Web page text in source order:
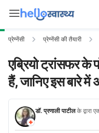
प्रेग्नेंसी प्रेग्नेंसी की तैयारी
एब्रियो ट्रांसफर के
हैं, जानिए इस बारे में
डॉ. प्रणाली पाटीलके द्वारा